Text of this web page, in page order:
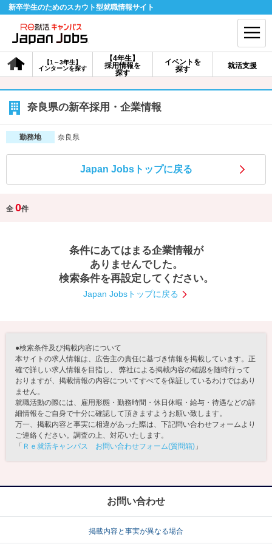
新卒学生のためのスカウト型就職情報サイト
【4年生】
採用情報を
探す
【1～3年生】
インターンを探す
イベントを
探す
就活支援
会員登録 ログイン
会員ID・パスワードを忘れた方はこちら
探す
【4年生】
【1～3年生】
就活ノウハウ・サポート
就活支援
あなたに合う仕事を診断！ 動画で対策講座をチェック
就活ニュースペーパー
就活時事ニュースを更新
よくある質問
不明点があればこちら
奈良県の新卒採用・企業情報
勤務地 奈良県
Japan Jobsトップに戻る
全 0件
条件にあてはまる企業情報が
ありませんでした。
検索条件を再設定してください。
Japan Jobsトップに戻る
●検索条件及び掲載内容について
本サイトの求人情報は、広告主の責任に基づき情報を掲載しています。正
確で詳しい求人情報を目指し、 弊社による掲載内容の確認を随時行って
おりますが、掲載情報の内容についてすべてを保証しているわけではあり
ません。
就職活動の際には、雇用形態・勤務時間・休日休暇・給与・待遇などの詳
細情報をご自身で十分に確認して頂きますようお願い致します。
万一、掲載内容と事実に相違があった際は、下記問い合わせフォームより
ご連絡ください。調査の上、対応いたします。
「 Ｒｅ就活キャンパス お問い合わせフォーム(質問箱) 」
お問い合わせ
掲載内容と事実が異なる場合